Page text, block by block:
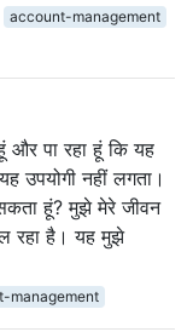
account-management
पा रहा हूं कि यह
उपयोगी नहीं लगता।
हूं? मुझे मेरे जीवन
रहा है। यह मुझे
management